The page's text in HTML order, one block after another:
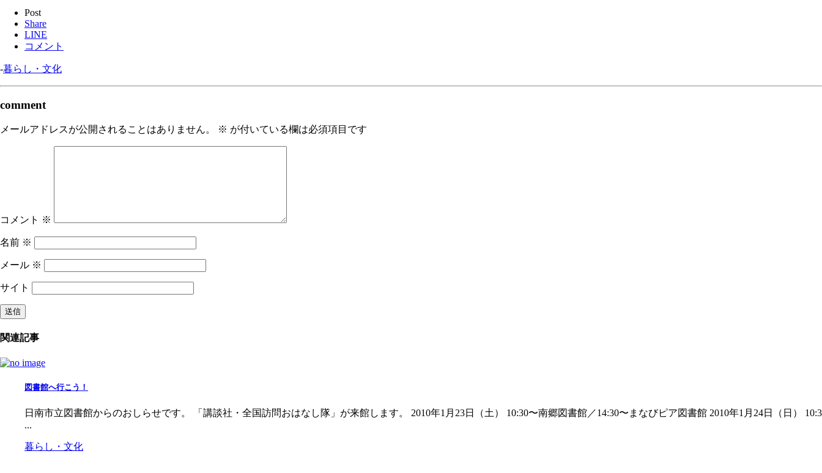
Post
Share
LINE
コメント
-暮らし・文化
comment
メールアドレスが公開されることはありません。 ※ が付いている欄は必須項目です
コメント ※
名前 ※
メール ※
サイト
関連記事
図書館へ行こう！
日南市立図書館からのおしらせです。 「講談社・全国訪問おはなし隊」が来館します。 2010年1月23日（土） 10:30〜南郷図書館／14:30〜まなびピア図書館 2010年1月24日（日） 10:3
...
暮らし・文化